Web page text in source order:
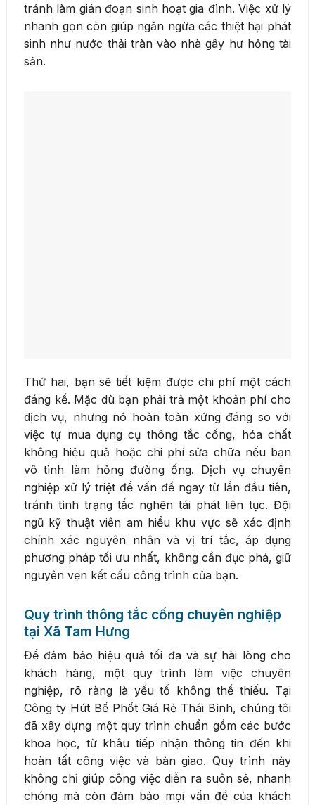
tránh làm gián đoạn sinh hoạt gia đình. Việc xử lý
nhanh gọn còn giúp ngăn ngừa các thiệt hại phát
sinh như nước thải tràn vào nhà gây hư hỏng tài
sản.
Thứ hai, bạn sẽ tiết kiệm được chi phí một cách
đáng kể. Mặc dù bạn phải trả một khoản phí cho
dịch vụ, nhưng nó hoàn toàn xứng đáng so với
việc tự mua dụng cụ thông tắc cống, hóa chất
không hiệu quả hoặc chi phí sửa chữa nếu bạn
vô tình làm hỏng đường ống. Dịch vụ chuyên
nghiệp xử lý triệt để vấn đề ngay từ lần đầu tiên,
tránh tình trạng tắc nghẽn tái phát liên tục. Đội
ngũ kỹ thuật viên am hiểu khu vực sẽ xác định
chính xác nguyên nhân và vị trí tắc, áp dụng
phương pháp tối ưu nhất, không cần đục phá, giữ
nguyên vẹn kết cấu công trình của bạn.
Quy trình thông tắc cống chuyên nghiệp
tại Xã Tam Hưng
Để đảm bảo hiệu quả tối đa và sự hài lòng cho
khách hàng, một quy trình làm việc chuyên
nghiệp, rõ ràng là yếu tố không thể thiếu. Tại
Công ty Hút Bể Phốt Giá Rẻ Thái Bình, chúng tôi
đã xây dựng một quy trình chuẩn gồm các bước
khoa học, từ khâu tiếp nhận thông tin đến khi
hoàn tất công việc và bàn giao. Quy trình này
không chỉ giúp công việc diễn ra suôn sẻ, nhanh
chóng mà còn đảm bảo mọi vấn đề của khách